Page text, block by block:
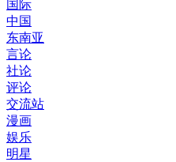
国际
中国
东南亚
言论
社论
评论
交流站
漫画
娱乐
明星